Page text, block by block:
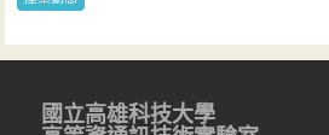
國立高雄科技大學